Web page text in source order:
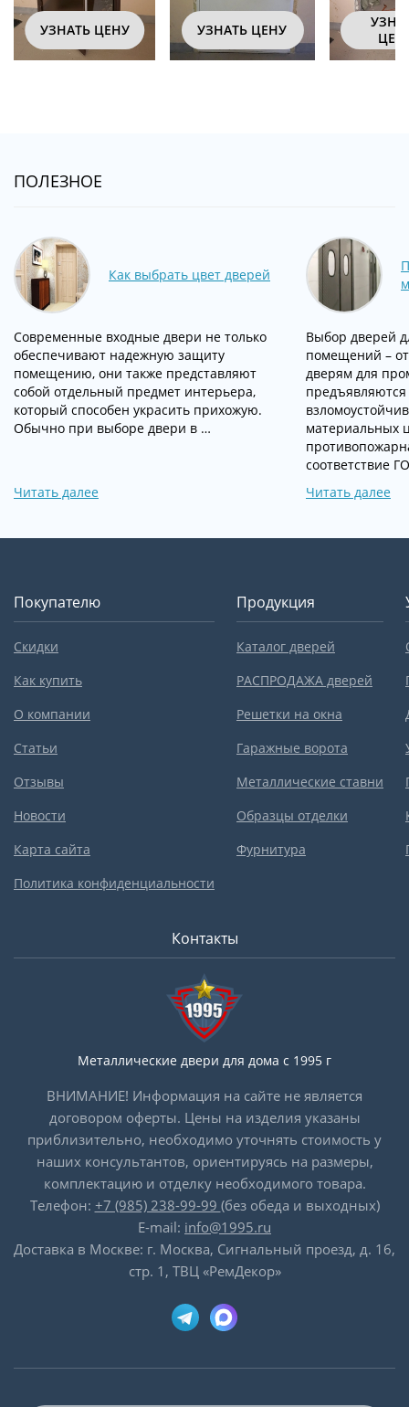
УЗНАТЬ ЦЕНУ УЗНАТЬ ЦЕНУ
ПОЛЕЗНОЕ
Как выбрать цвет дверей
Современные входные двери не только
обеспечивают надежную защиту
помещению, они также представляют
собой отдельный предмет интерьера,
который способен украсить прихожую.
Обычно при выборе двери в …
Читать далее
Выбор дверей
помещений –
дверям для
материальных
соответствие
Читать далее
Покупателю
Скидки
Как купить
О компании
Статьи
Отзывы
Новости
Карта сайта
Политика конфиденциальности
Продукция
Каталог дверей
РАСПРОДАЖА дверей
Решетки на окна
Гаражные ворота
Металлические ставни
Образцы отделки
Фурнитура
Контакты
Металлические двери для дома с 1995 г
ВНИМАНИЕ! Информация на сайте не является
договором оферты. Цены на изделия указаны
приблизительно, необходимо уточнять стоимость у
наших консультантов, ориентируясь на размеры,
комплектацию и отделку необходимого товара.
Телефон: +7 (985) 238-99-99 (без обеда и выходных)
E-mail: info@1995.ru
Доставка в Москве: г. Москва, Сигнальный проезд, д. 16,
стр. 1, ТВЦ «РемДекор»